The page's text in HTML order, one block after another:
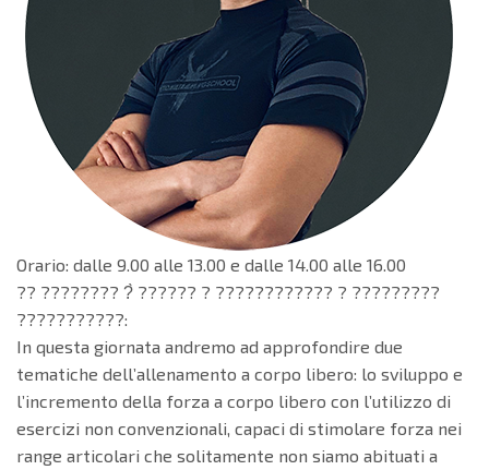
Orario: dalle 9.00 alle 13.00 e dalle 14.00 alle 16.00
?? ???????? ?̀ ?????? ? ???????????? ? ?????????
???????????:
In questa giornata andremo ad approfondire due
tematiche dell’allenamento a corpo libero: lo sviluppo e
l’incremento della forza a corpo libero con l’utilizzo di
esercizi non convenzionali, capaci di stimolare forza nei
range articolari che solitamente non siamo abituati a